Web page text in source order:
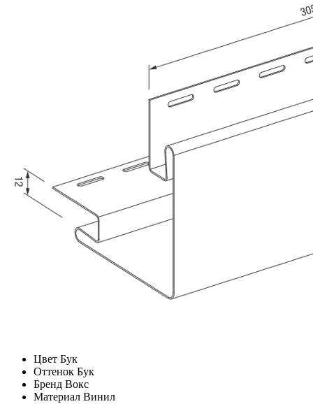
Цвет Бук
Оттенок Бук
Бренд Вокс
Материал Винил